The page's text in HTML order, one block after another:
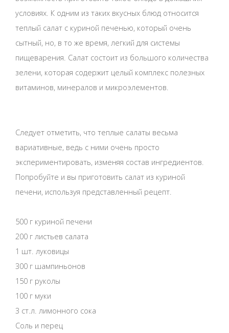
условиях. К одним из таких вкусных блюд относится
теплый салат с куриной печенью, который очень
сытный, но, в то же время, легкий для системы
пищеварения. Салат состоит из большого количества
зелени, которая содержит целый комплекс полезных
витаминов, минералов и микроэлементов.
Следует отметить, что теплые салаты весьма
вариативные, ведь с ними очень просто
экспериментировать, изменяя состав ингредиентов.
Попробуйте и вы приготовить салат из куриной
печени, используя представленный рецепт.
500 г куриной печени
200 г листьев салата
1 шт. луковицы
300 г шампиньонов
150 г руколы
100 г муки
3 ст.л. лимонного сока
Соль и перец